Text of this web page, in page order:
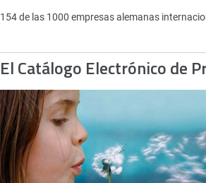
154 de las 1000 empresas alemanas
El Catálogo Electrónico de